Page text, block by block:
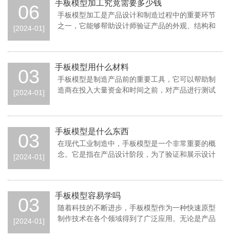
06
[2024-01]
手板模型加工究竟需要多少钱
手板模型加工是产品设计和制造过程中的重要环节
之一，它能够帮助设计师验证产品的外观、结构和
03
[2024-01]
手板模型用什么材料
手板模型是制造产品前的重要工具，它可以帮助制
造商在投入大量资金和时间之前，对产品进行测试
03
[2024-01]
手板模型是什么东西
在现代工业制造中，手板模型是一个非常重要的概
念。它是指在产品设计阶段，为了验证和展示设计
03
[2024-01]
手板模型容易学吗
随着科技的不断进步，手板模型作为一种快速原型
制作技术在各个领域得到了广泛应用。无论是产品